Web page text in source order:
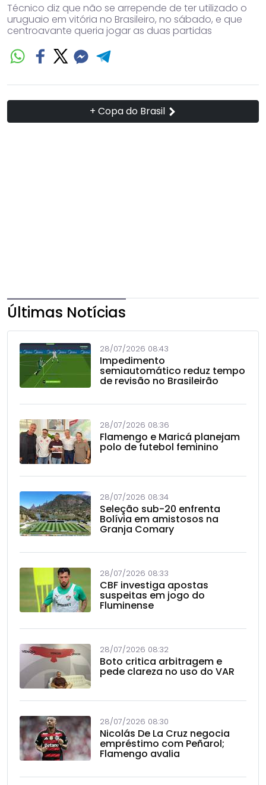
Técnico diz que não se arrepende de ter utilizado o
uruguaio em vitória no Brasileiro, no sábado, e que
centroavante queria jogar as duas partidas
+ Copa do Brasil
Últimas Notícias
28/07/2026 08:43
Impedimento
semiautomático reduz tempo
de revisão no Brasileirão
28/07/2026 08:36
Flamengo e Maricá planejam
polo de futebol feminino
28/07/2026 08:34
Seleção sub-20 enfrenta
Bolívia em amistosos na
Granja Comary
28/07/2026 08:33
CBF investiga apostas
suspeitas em jogo do
Fluminense
28/07/2026 08:32
Boto critica arbitragem e
pede clareza no uso do VAR
28/07/2026 08:30
Nicolás De La Cruz negocia
empréstimo com Peñarol;
Flamengo avalia